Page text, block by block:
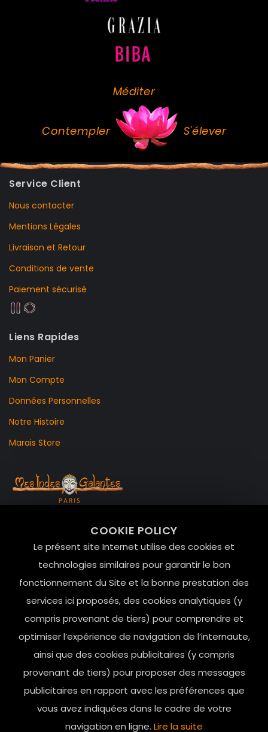
COOKIE POLICY
Le présent site Internet utilise des cookies et
technologies similaires pour garantir le bon
fonctionnement du Site et la bonne prestation des
services ici proposés, des cookies analytiques (y
compris provenant de tiers) pour comprendre et
optimiser l’expérience de navigation de l’internaute,
ainsi que des cookies publicitaires (y compris
provenant de tiers) pour proposer des messages
publicitaires en rapport avec les préférences que
vous avez indiquées dans le cadre de votre
navigation en ligne. Lire la suite
Méditer
Contempler S'élever
Service Client
Nous contacter
Mentions Légales
Livraison et Retour
Conditions de vente
Paiement sécurisé
Liens Rapides
Mon Panier
Mon Compte
Données Personnelles
Notre Histoire
Marais Store
Le Marais, 75004 Paris
contact@mesindesgalantes.com
01.42.72.42.51